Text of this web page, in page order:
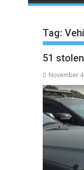
Tag:
51
November